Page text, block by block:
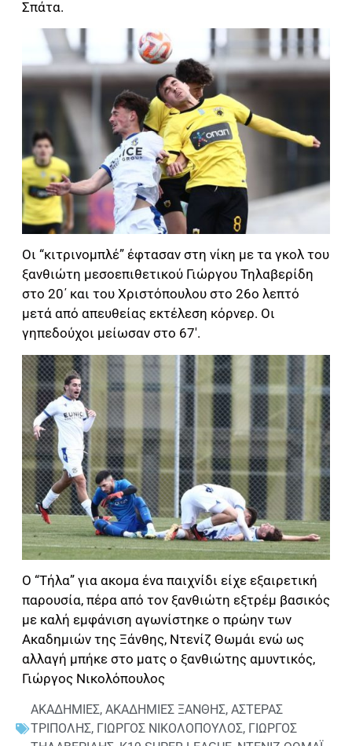
Σπάτα.
Οι “κιτρινομπλέ” έφτασαν στη νίκη με τα γκολ του
ξανθιώτη μεσοεπιθετικού Γιώργου Τηλαβερίδη
στο 20΄ και του Χριστόπουλου στο 26ο λεπτό
μετά από απευθείας εκτέλεση κόρνερ. Οι
γηπεδούχοι μείωσαν στο 67′.
Ο “Τήλα” για ακομα ένα παιχνίδι είχε εξαιρετική
παρουσία, πέρα από τον ξανθιώτη εξτρέμ βασικός
με καλή εμφάνιση αγωνίστηκε ο πρώην των
Ακαδημιών της Ξάνθης, Ντενίζ Θωμάι ενώ ως
αλλαγή μπήκε στο ματς ο ξανθιώτης αμυντικός,
Γιώργος Νικολόπουλος
ΑΚΑΔΗΜΙΕΣ, ΑΚΑΔΗΜΙΕΣ ΞΑΝΘΗΣ, ΑΣΤΕΡΑΣ
ΤΡΙΠΟΛΗΣ, ΓΙΩΡΓΟΣ ΝΙΚΟΛΟΠΟΥΛΟΣ, ΓΙΩΡΓΟΣ